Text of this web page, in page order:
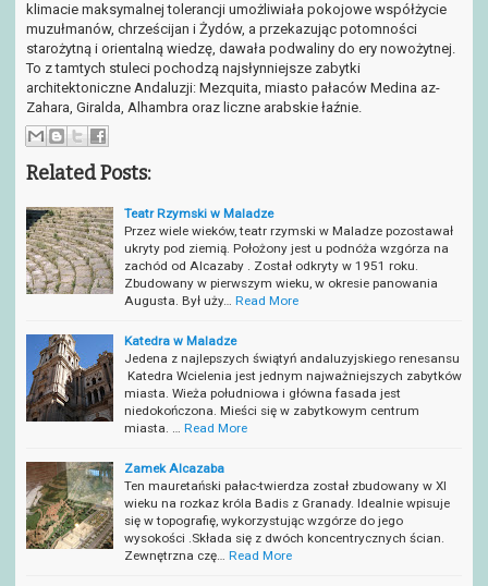
klimacie maksymalnej tolerancji umożliwiała pokojowe współżycie
muzułmanów, chrześcijan i Żydów, a przekazując potomności
starożytną i orientalną wiedzę, dawała podwaliny do ery nowożytnej.
To z tamtych stuleci pochodzą najsłynniejsze zabytki
architektoniczne Andaluzji: Mezquita, miasto pałaców Medina az-
Zahara, Giralda, Alhambra oraz liczne arabskie łaźnie.
Related Posts:
Teatr Rzymski w Maladze
Przez wiele wieków, teatr rzymski w Maladze pozostawał
ukryty pod ziemią. Położony jest u podnóża wzgórza na
zachód od Alcazaby . Został odkryty w 1951 roku.
Zbudowany w pierwszym wieku, w okresie panowania
Augusta. Był uży…
Read More
Katedra w Maladze
Jedena z najlepszych świątyń andaluzyjskiego renesansu
Katedra Wcielenia jest jednym najważniejszych zabytków
miasta. Wieża południowa i główna fasada jest
niedokończona. Mieści się w zabytkowym centrum
miasta. …
Read More
Zamek Alcazaba
Ten mauretański pałac-twierdza został zbudowany w XI
wieku na rozkaz króla Badis z Granady. Idealnie wpisuje
się w topografię, wykorzystując wzgórze do jego
wysokości .Składa się z dwóch koncentrycznych ścian.
Zewnętrzna czę…
Read More